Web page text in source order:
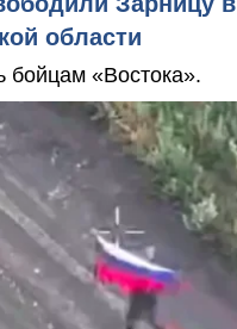
области
бойцам «Востока».